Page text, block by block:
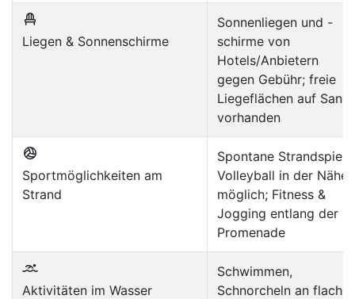
Liegen & Sonnenschirme
Sonnenliegen und -
schirme von
Hotels/Anbietern
gegen Gebühr; freie
Liegeflächen auf Sand
vorhanden
Sportmöglichkeiten am
Strand
Spontane Strandspiele,
Volleyball in der Nähe
möglich; Fitness &
Jogging entlang der
Promenade
Aktivitäten im Wasser
Schwimmen,
Schnorcheln an